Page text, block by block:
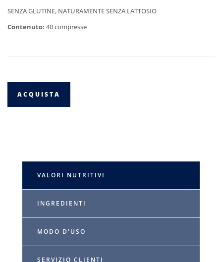
SENZA GLUTINE, NATURAMENTE SENZA LATTOSIO
Contenuto: 40 compresse
ACQUISTA
VALORI NUTRITIVI
INGREDIENTI
MODO D'USO
SERVIZIO CLIENTI